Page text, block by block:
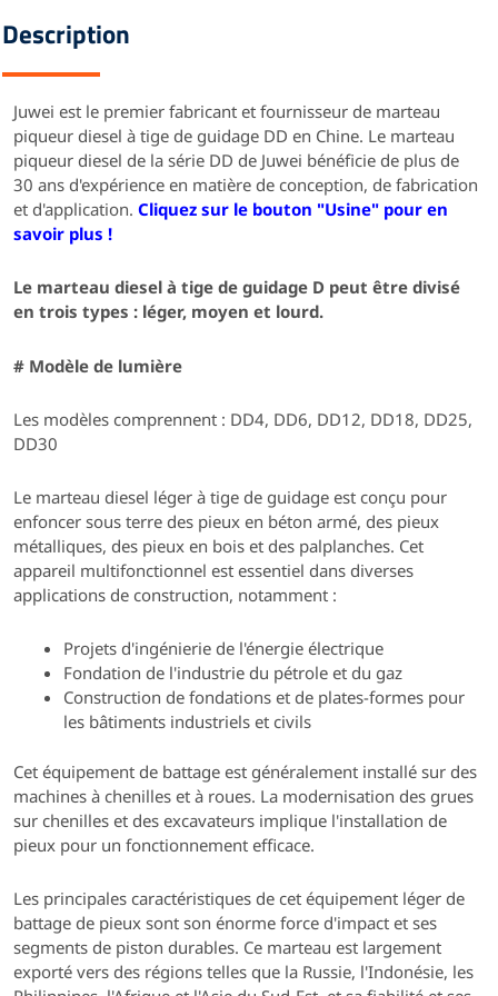
Description
Juwei est le premier fabricant et fournisseur de marteau
piqueur diesel à tige de guidage DD en Chine. Le marteau
piqueur diesel de la série DD de Juwei bénéficie de plus de
30 ans d'expérience en matière de conception, de fabrication
et d'application. Cliquez sur le bouton "Usine" pour en
savoir plus !
Le marteau diesel à tige de guidage D peut être divisé
en trois types : léger, moyen et lourd.
# Modèle de lumière
Les modèles comprennent : DD4, DD6, DD12, DD18, DD25,
DD30
Le marteau diesel léger à tige de guidage est conçu pour
enfoncer sous terre des pieux en béton armé, des pieux
métalliques, des pieux en bois et des palplanches. Cet
appareil multifonctionnel est essentiel dans diverses
applications de construction, notamment :
Projets d'ingénierie de l'énergie électrique
Fondation de l'industrie du pétrole et du gaz
Construction de fondations et de plates-formes pour
les bâtiments industriels et civils
Cet équipement de battage est généralement installé sur des
machines à chenilles et à roues. La modernisation des grues
sur chenilles et des excavateurs implique l'installation de
pieux pour un fonctionnement efficace.
Les principales caractéristiques de cet équipement léger de
battage de pieux sont son énorme force d'impact et ses
segments de piston durables. Ce marteau est largement
exporté vers des régions telles que la Russie, l'Indonésie, les